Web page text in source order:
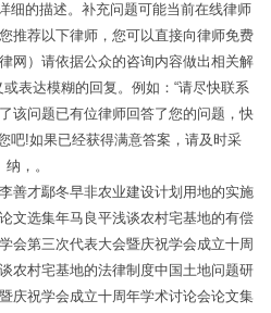
细的描述。补充问题可能当前在线律师
推荐以下律师，您可以直接向律师免费
网）请依据公众的咨询内容做出相关解
表达模糊的回复。例如：“请尽快联系
该问题已有位律师回答了您的问题，快
吧!如果已经获得满意答案，请及时采
纳，。
善才鄢冬早非农业建设计划用地的实施
文选集年马良平浅谈农村宅基地的有偿
会第三次代表大会暨庆祝学会成立十周
农村宅基地的法律制度中国土地问题研
庆祝学会成立十周年学术讨论会论文集